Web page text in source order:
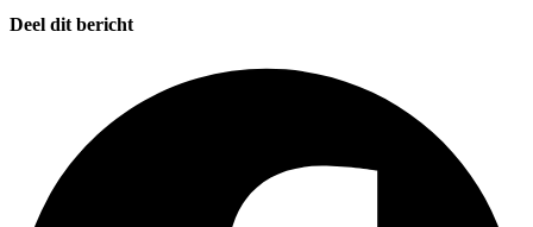
Deel dit bericht